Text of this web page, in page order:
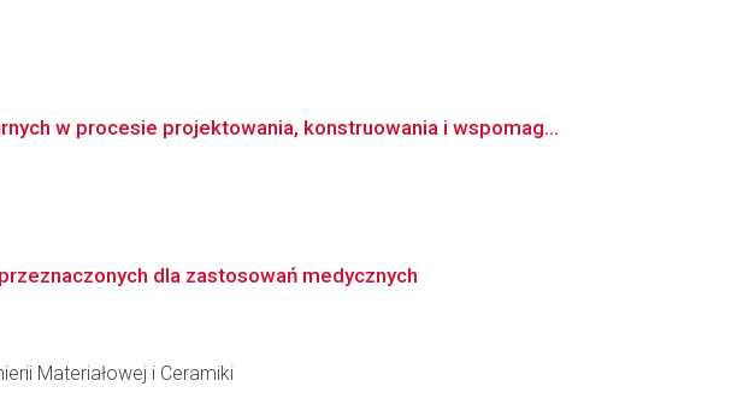
w procesie projektowania, konstruowania i wspomag...
dla zastosowań medycznych
Materiałowej i Ceramiki